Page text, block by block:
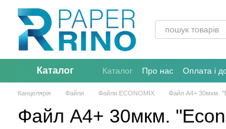
Перейти до основного контенту
Каталог Каталог Про нас Оплата і
Канцелярія Файли Файли ECONOMIX Файл А4+ 30мкм.
Файл А4+ 30мкм.